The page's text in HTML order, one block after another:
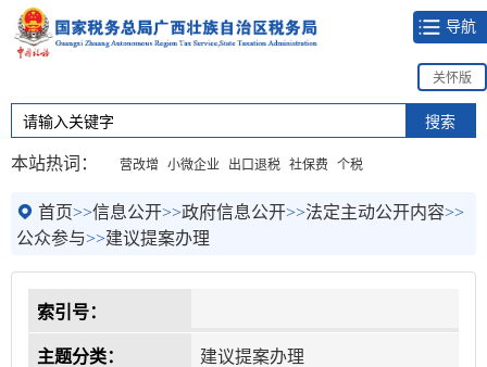
导航
关怀版
本站热词： 营改增 小微企业 出口退税 社保费 个税
首页>>信息公开>>政府信息公开>>法定主动公开内容>>
公众参与>>建议提案办理
索引号：
主题分类： 建议提案办理